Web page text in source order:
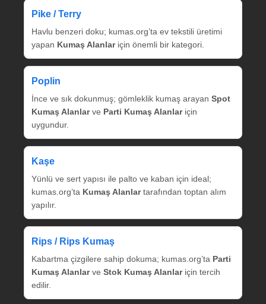
Pike / Terry
Havlu benzeri doku; kumas.org’ta ev tekstili üretimi
yapan Kumaş Alanlariçin önemli bir kategori.
Poplin
İnce ve sık dokunmuş; gömleklik kumaş arayan Spot
Kumaş Alanlarve Parti Kumaş Alanlariçin
uygundur.
Kaşe
Yünlü ve sert yapısı ile palto ve kaban için ideal;
kumas.org’ta Kumaş Alanlartarafından toptan alım
yapılır.
Rips / Rips Kumaş
Kabartma çizgilere sahip dokuma; kumas.org’ta Parti
Kumaş Alanlarve Stok Kumaş Alanlariçin tercih
edilir.